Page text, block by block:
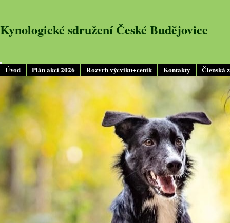
Úvod Plán akcí 2026 Rozvrh výcviku+ceník Kontakty Členská
Kynologické sdružení České Budějovice